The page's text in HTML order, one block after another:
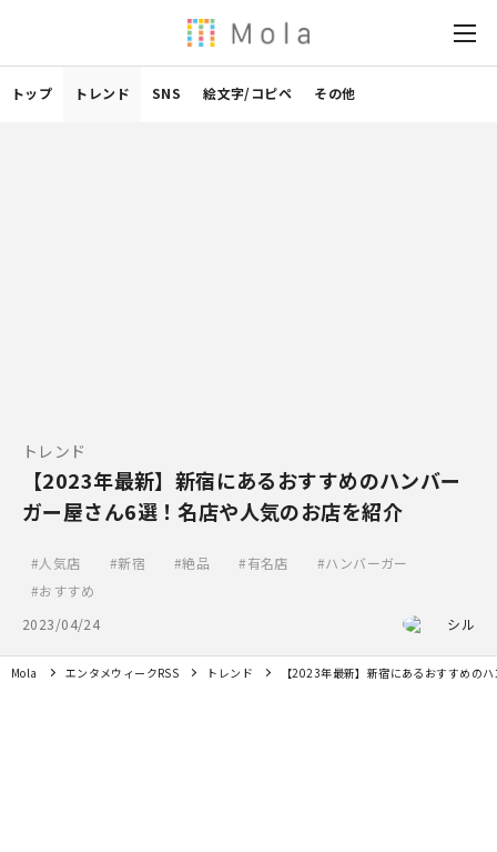
トップ トレンド SNS 絵文字/コピペ その他
トレンド
【2023年最新】新宿にあるおすすめのハンバー
ガー屋さん6選！名店や人気のお店を紹介
人気店 新宿 絶品 有名店
ハンバーガー
おすすめ
2023/04/24
シル
Mola エンタメウィークRSS トレンド 【2023年最新】新宿にあるおすすめの